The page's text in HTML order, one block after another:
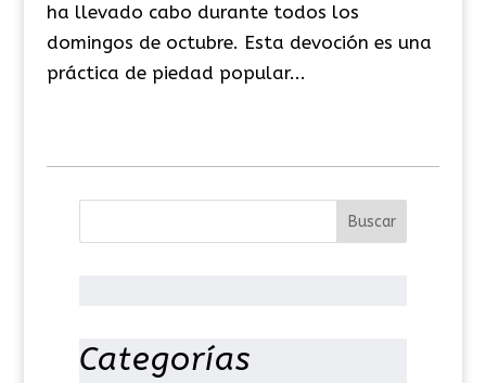
ha llevado cabo durante todos los
domingos de octubre. Esta devoción es una
práctica de piedad popular...
Categorías